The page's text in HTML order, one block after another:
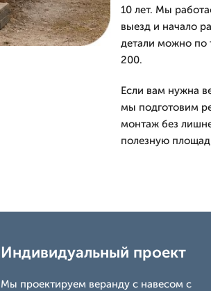
10 лет. Мы
выезд и начало
детали можно по
200.
Если вам нужна
мы подготовим
монтаж без
полезную
Индивидуальный проект
Мы проектируем веранду с навесом с